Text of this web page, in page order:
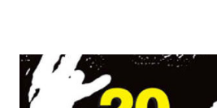
05. Mar à Vista 06. Quero-Quero 07.
09. Sete Coqueiros (Instrumental) 10.